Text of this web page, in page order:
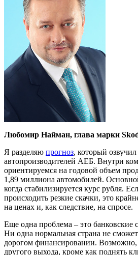
Любомир Найман, глава марки
Я разделяю прогноз, который
автопроизводителей АЕБ. Внутри
ориентируемся на годовой объем
1,89 миллиона автомобилей.
когда стабилизируется курс рубля.
происходить резкие скачки, это
на ценах и, как следствие, на спросе.
Еще одна проблема – это банковские
Ни одна нормальная страна не
дорогом финансировании.
другого выхода, кроме как поднять